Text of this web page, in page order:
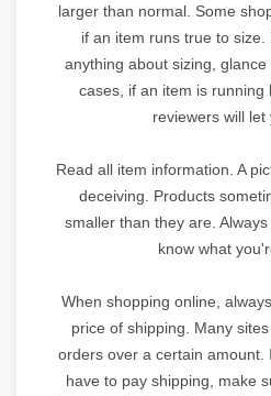
larger than normal. Some
if an item runs true to
anything about sizing,
cases, if an item is running
reviewers will let
Read all item information. A
deceiving. Products
smaller than they are.
know what
When shopping online,
price of shipping. Many
orders over a certain amount.
have to pay shipping, make